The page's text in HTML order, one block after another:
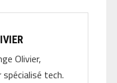
Olivier,
tech.